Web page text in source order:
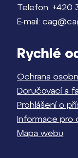
Telefon: +420
E-mail:
Rychlé
Ochrana
Doručovací a
Prohlášení o
Informace pro
Mapa webu